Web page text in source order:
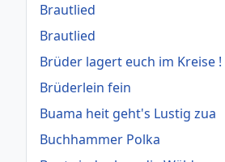
Brautlied
Brautlied
Brüder lagert euch im Kreise !
Brüderlein fein
Buama heit geht's Lustig zua
Buchhammer Polka